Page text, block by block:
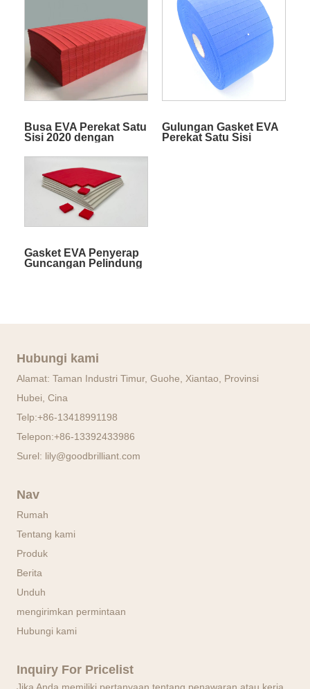
Busa EVA Perekat Satu
Sisi 2020 dengan
Gulungan Gasket EVA
Perekat Satu Sisi
Gasket EVA Penyerap
Guncangan Pelindung
Hubungi kami
Alamat: Taman Industri Timur, Guohe, Xiantao, Provinsi
Hubei, Cina
Telp:+86-13418991198
Telepon:+86-13392433986
Surel: lily@goodbrilliant.com
Nav
Rumah
Tentang kami
Produk
Berita
Unduh
mengirimkan permintaan
Hubungi kami
Inquiry For Pricelist
Jika Anda memiliki pertanyaan tentang penawaran atau kerja